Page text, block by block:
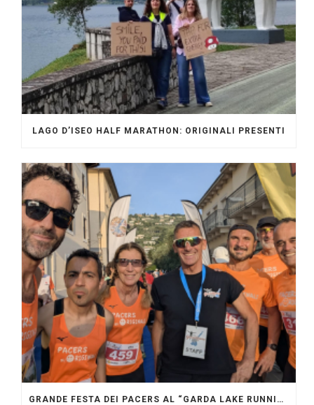
LAGO D’ISEO HALF MARATHON: ORIGINALI PRESENTI
GRANDE FESTA DEI PACERS AL “GARDA LAKE RUNNING FESTIVAL”